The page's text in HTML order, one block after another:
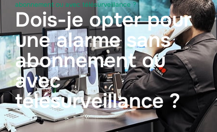
abonnement ou avec télésurveillance ?
Dois-je opter pour
une alarme sans
abonnement ou
avec
télésurveillance ?